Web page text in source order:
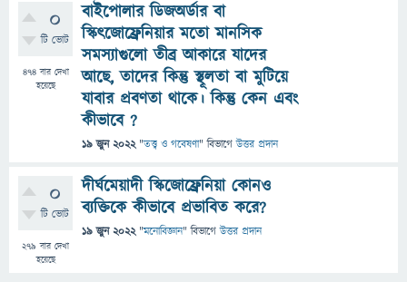
0
টি ভোট
474বার দেখা
হয়েছে
বাইপোলার ডিজঅর্ডার বা
স্কিৎজোফ্রেনিয়ার মতো মানসিক
সমস্যাগুলো তীব্র আকারে যাদের
আছে, তাদের কিন্তু স্থূলতা বা মুটিয়ে
যাবার প্রবণতা থাকে। কিন্তু কেন এবং
কীভাবে ?
19 জুন 2022 "তত্ত্ব ও গবেষণা" বিভাগে উত্তর প্রদান
0
টি ভোট
279 বার দেখা
হয়েছে
দীর্ঘমেয়াদী স্কিজোফ্রেনিয়া কোনও
ব্যক্তিকে কীভাবে প্রভাবিত করে?
19 জুন 2022 "মনোবিজ্ঞান" বিভাগে উত্তর প্রদান